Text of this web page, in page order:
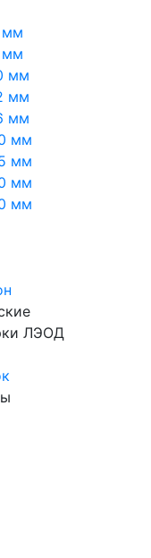
мм
мм
мм
мм
мм
мм
мм
мм
мм
ЛЭОД